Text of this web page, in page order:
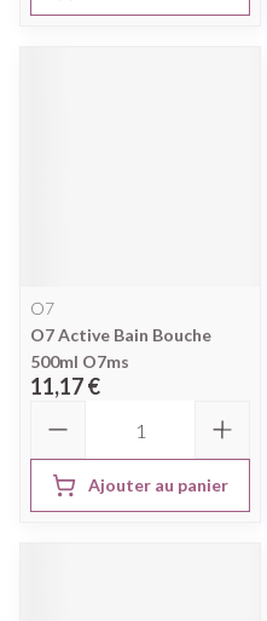
O7
O7 Active Bain Bouche
500ml O7ms
11,17 €
Ajouter au panier